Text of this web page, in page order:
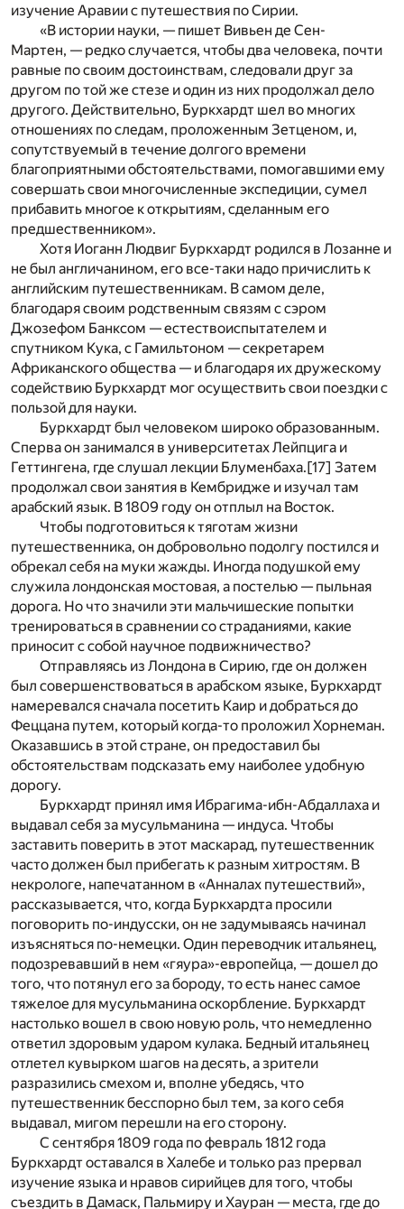
изучение Аравии с путешествия по Сирии.
«В истории науки, — пишет Вивьен де Сен-
Мартен, — редко случается, чтобы два человека, почти
равные по своим достоинствам, следовали друг за
другом по той же стезе и один из них продолжал дело
другого. Действительно, Буркхардт шел во многих
отношениях по следам, проложенным Зетценом, и,
сопутствуемый в течение долгого времени
благоприятными обстоятельствами, помогавшими ему
совершать свои многочисленные экспедиции, сумел
прибавить многое к открытиям, сделанным его
предшественником».
Хотя Иоганн Людвиг Буркхардт родился в Лозанне и
не был англичанином, его все-таки надо причислить к
английским путешественникам. В самом деле,
благодаря своим родственным связям с сэром
Джозефом Банксом — естествоиспытателем и
спутником Кука, с Гамильтоном — секретарем
Африканского общества — и благодаря их дружескому
содействию Буркхардт мог осуществить свои поездки с
пользой для науки.
Буркхардт был человеком широко образованным.
Сперва он занимался в университетах Лейпцига и
Геттингена, где слушал лекции Блуменбаха.[17] Затем
продолжал свои занятия в Кембридже и изучал там
арабский язык. В 1809 году он отплыл на Восток.
Чтобы подготовиться к тяготам жизни
путешественника, он добровольно подолгу постился и
обрекал себя на муки жажды. Иногда подушкой ему
служила лондонская мостовая, а постелью — пыльная
дорога. Но что значили эти мальчишеские попытки
тренироваться в сравнении со страданиями, какие
приносит с собой научное подвижничество?
Отправляясь из Лондона в Сирию, где он должен
был совершенствоваться в арабском языке, Буркхардт
намеревался сначала посетить Каир и добраться до
Феццана путем, который когда-то проложил Хорнеман.
Оказавшись в этой стране, он предоставил бы
обстоятельствам подсказать ему наиболее удобную
дорогу.
Буркхардт принял имя Ибрагима-ибн-Абдаллаха и
выдавал себя за мусульманина — индуса. Чтобы
заставить поверить в этот маскарад, путешественник
часто должен был прибегать к разным хитростям. В
некрологе, напечатанном в «Анналах путешествий»,
рассказывается, что, когда Буркхардта просили
поговорить по-индусски, он не задумываясь начинал
изъясняться по-немецки. Один переводчик итальянец,
подозревавший в нем «гяура»-европейца, — дошел до
того, что потянул его за бороду, то есть нанес самое
тяжелое для мусульманина оскорбление. Буркхардт
настолько вошел в свою новую роль, что немедленно
ответил здоровым ударом кулака. Бедный итальянец
отлетел кувырком шагов на десять, а зрители
разразились смехом и, вполне убедясь, что
путешественник бесспорно был тем, за кого себя
выдавал, мигом перешли на его сторону.
С сентября 1809 года по февраль 1812 года
Буркхардт оставался в Халебе и только раз прервал
изучение языка и нравов сирийцев для того, чтобы
съездить в Дамаск, Пальмиру и Хауран — места, где до